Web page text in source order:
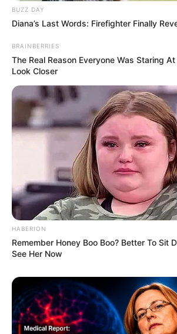
BUZZ DAY
Diana’s Last Words: Firefighter Finally
BRAINBERRIES
The Real Reason Everyone Was Staring
Look Closer
HABERION
Remember Honey Boo Boo? Better To Sit
See Her Now